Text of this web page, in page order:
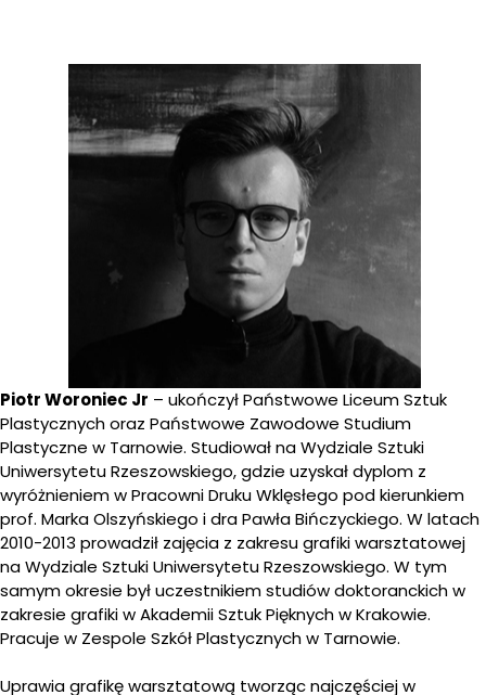
Piotr Woroniec Jr – ukończył Państwowe Liceum Sztuk
Plastycznych oraz Państwowe Zawodowe Studium
Plastyczne w Tarnowie. Studiował na Wydziale Sztuki
Uniwersytetu Rzeszowskiego, gdzie uzyskał dyplom z
wyróżnieniem w Pracowni Druku Wklęsłego pod kierunkiem
prof. Marka Olszyńskiego i dra Pawła Bińczyckiego. W latach
2010-2013 prowadził zajęcia z zakresu grafiki warsztatowej
na Wydziale Sztuki Uniwersytetu Rzeszowskiego. W tym
samym okresie był uczestnikiem studiów doktoranckich w
zakresie grafiki w Akademii Sztuk Pięknych w Krakowie.
Pracuje w Zespole Szkół Plastycznych w Tarnowie.
Uprawia grafikę warsztatową tworząc najczęściej w